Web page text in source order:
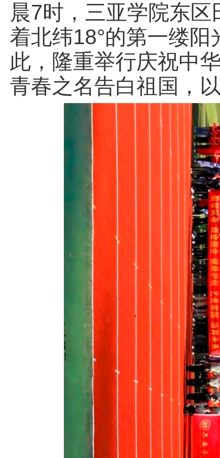
晨7时，三亚学院东
着北纬18°的第一缕
此，隆重举行庆祝中
青春之名告白祖国，